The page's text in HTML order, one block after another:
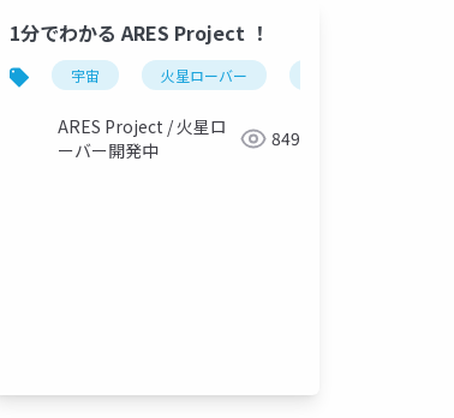
1分でわかる ARES Project ！
ARES Project / 火星ロ